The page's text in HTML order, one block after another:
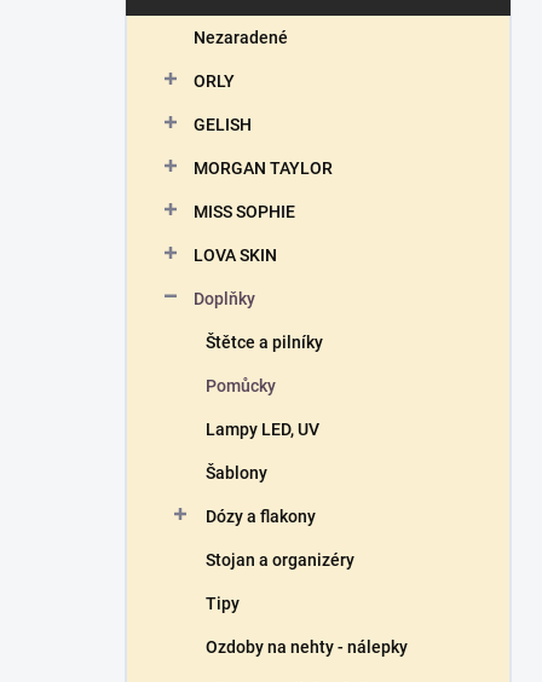
s
kategorie
Nezaradené
ORLY
GELISH
MORGAN TAYLOR
MISS SOPHIE
LOVA SKIN
Doplňky
Štětce a pilníky
Pomůcky
Lampy LED, UV
Šablony
Dózy a flakony
Stojan a organizéry
Tipy
Ozdoby na nehty - nálepky